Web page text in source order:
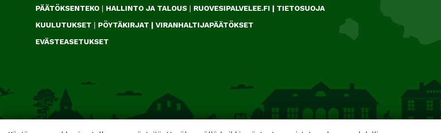
PÄÄTÖKSENTEKO | HALLINTO JA TALOUS | RUOVESIPALVELEE.FI | TIETOSUOJA
KUULUTUKSET | PÖYTÄKIRJAT | VIRANHALTIJAPÄÄTÖKSET
EVÄSTEASETUKSET